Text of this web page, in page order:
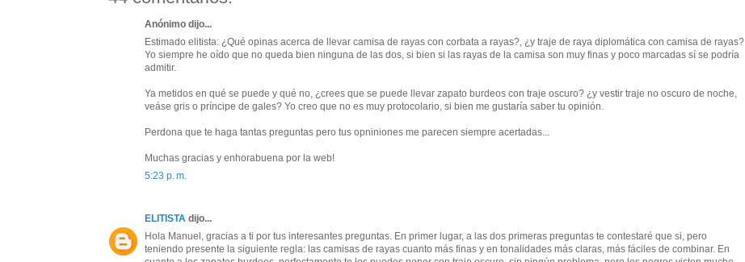
Anónimo dijo...
Estimado elitista: ¿Qué opinas acerca de llevar camisa de rayas con corbata a rayas?, ¿y traje de raya diplomática con camisa de rayas?
Yo siempre he oído que no queda bien ninguna de las dos, si bien si las rayas de la camisa son muy finas y poco marcadas sí se podría
admitir.
Ya metidos en qué se puede y qué no, ¿crees que se puede llevar zapato burdeos con traje oscuro? ¿y vestir traje no oscuro de noche,
veáse gris o príncipe de gales? Yo creo que no es muy protocolario, si bien me gustaría saber tu opinión.
Perdona que te haga tantas preguntas pero tus opniniones me parecen siempre acertadas...
Muchas gracias y enhorabuena por la web!
5:23 p. m.
ELITISTA dijo...
Hola Manuel, gracias a ti por tus interesantes preguntas. En primer lugar, a las dos primeras preguntas te contestaré que si, pero
teniendo presente la siguiente regla: las camisas de rayas cuanto más finas y en tonalidades más claras, más fáciles de combinar. En